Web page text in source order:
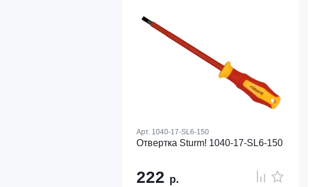
Арт. 1040-17-SL6-150
Отвертка Sturm! 1040-17-SL6-150
222 р.